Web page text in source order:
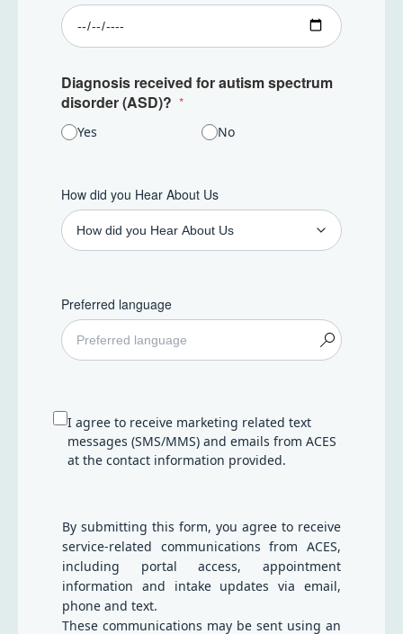
Diagnosis received for autism spectrum
disorder (ASD)?
Yes No
How did you Hear About Us
Preferred language
I agree to receive marketing related text
messages (SMS/MMS) and emails from ACES
at the contact information provided.
By submitting this form, you agree to receive
service-related communications from ACES,
including portal access, appointment
information and intake updates via email,
phone and text.
These communications may be sent using an